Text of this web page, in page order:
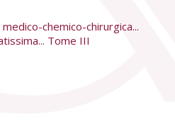
chemico-chirurgica...
Tome III